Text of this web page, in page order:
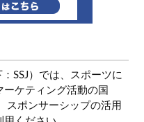
SSJ）では、スポーツに
ケティング活動の国
スポンサーシップの活用